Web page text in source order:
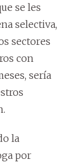
se les
selectiva,
sectores
con
sería
la
por